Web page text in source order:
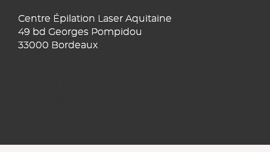
Centre Épilation Laser Aquitaine
49 bd Georges Pompidou
33000 Bordeaux